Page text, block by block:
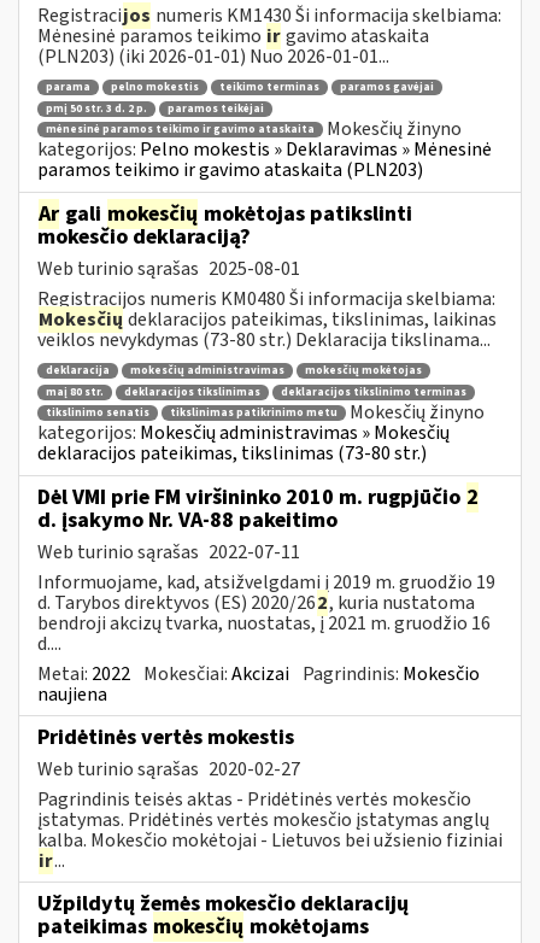
Registracijos numeris KM1430 Ši informacija skelbiama:
Mėnesinė paramos teikimo irgavimo ataskaita
(PLN203) (iki 2026-01-01) Nuo 2026-01-01...
parama pelno mokestis teikimo terminas
paramos gavėjai
pmį 50 str. 3 d. 2 p.
paramos teikėjai
mėnesinė paramos teikimo ir gavimo ataskaita
Mokesčių žinyno
kategorijos: Pelno mokestis » Deklaravimas » Mėnesinė
paramos teikimo ir gavimo ataskaita (PLN203)
Ar gali mokesčių mokėtojas patikslinti
mokesčio deklaraciją?
Web turinio sąrašas 2025-08-01
Registracijos numeris KM0480 Ši informacija skelbiama:
Mokesčių deklaracijos pateikimas, tikslinimas, laikinas
veiklos nevykdymas (73-80 str.) Deklaracija tikslinama...
deklaracija mokesčių administravimas
mokesčių mokėtojas
maį 80 str.
deklaracijos tikslinimas
deklaracijos tikslinimo terminas
tikslinimo senatis
tikslinimas patikrinimo metu
Mokesčių žinyno
kategorijos: Mokesčių administravimas » Mokesčių
deklaracijos pateikimas, tikslinimas (73-80 str.)
Dėl VMI prie FM viršininko 2010 m. rugpjūčio 2
d. įsakymo Nr. VA-88 pakeitimo
Web turinio sąrašas 2022-07-11
Informuojame, kad, atsižvelgdami į 2019 m. gruodžio 19
d. Tarybos direktyvos (ES) 2020/262, kuria nustatoma
bendroji akcizų tvarka, nuostatas, į 2021 m. gruodžio 16
d....
Metai: 2022 Mokesčiai:Akcizai Pagrindinis: Mokesčio
naujiena
Pridėtinės vertės mokestis
Web turinio sąrašas 2020-02-27
Pagrindinis teisės aktas - Pridėtinės vertės mokesčio
įstatymas. Pridėtinės vertės mokesčio įstatymas anglų
kalba. Mokesčio mokėtojai - Lietuvos bei užsienio fiziniai
ir...
Užpildytų žemės mokesčio deklaracijų
pateikimas mokesčių mokėtojams